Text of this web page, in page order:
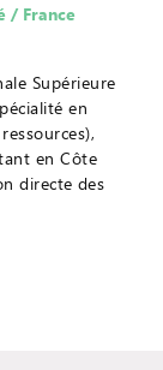
/ France
Supérieure
en
en Côte
directe des